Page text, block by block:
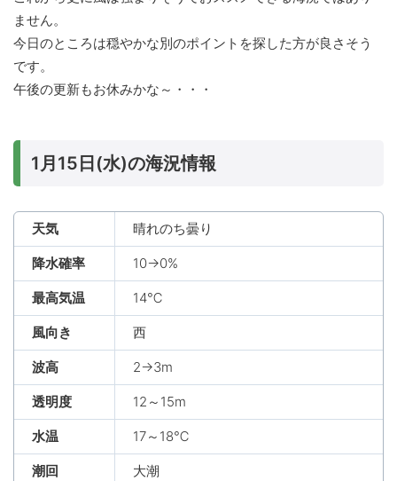
ません。
今日のところは穏やかな別のポイントを探した方が良さそう
です。
午後の更新もお休みかな～・・・
1月15日(水)の海況情報
天気 晴れのち曇り
降水確率 10→0%
最高気温 14℃
風向き 西
波高 2→3m
透明度 12～15m
水温 17～18℃
潮回 大潮